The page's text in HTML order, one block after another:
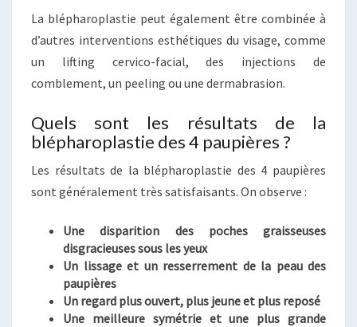
La blépharoplastie peut également être combinée à
d’autres interventions esthétiques du visage, comme
un lifting cervico-facial, des injections de
comblement, un peeling ou une dermabrasion.
Quels sont les résultats de la
blépharoplastie des 4 paupières ?
Les résultats de la blépharoplastie des 4 paupières
sont généralement très satisfaisants. On observe :
Une disparition des poches graisseuses
disgracieuses sous les yeux
Un lissage et un resserrement de la peau des
paupières
Un regard plus ouvert, plus jeune et plus reposé
Une meilleure symétrie et une plus grande